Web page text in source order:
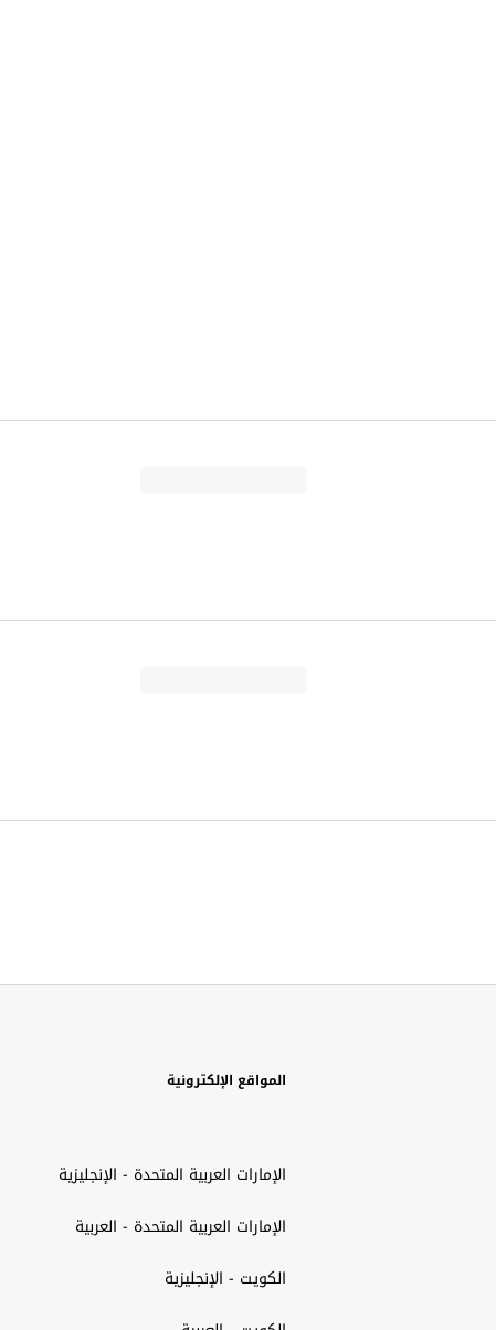
المواقع الإلكترونية
الإمارات العربية المتحدة - الإنجليزية
الإمارات العربية المتحدة - العربية
الكويت - الإنجليزية